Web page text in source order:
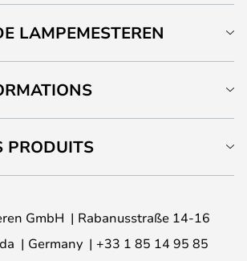
LAMPEMESTEREN
PRODUITS
GmbH
Rabanusstraße 14-16
Germany
+33 1 85 14 95 85